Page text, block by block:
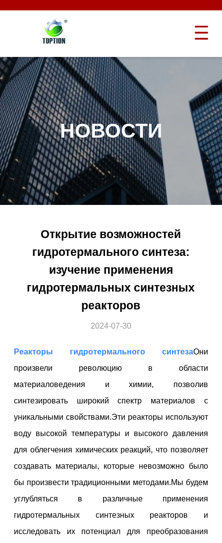
НОВОСТИ
Открытие возможностей
гидротермального синтеза:
изучение применения
гидротермальных синтезных
реакторов
2024-07-30
Реакторы гидротермального синтезаОни
произвели революцию в области
материаловедения и химии, позволив
синтезировать широкий спектр материалов с
уникальными свойствами.Эти реакторы используют
воду высокой температуры и высокого давления
для облегчения химических реакций, что позволяет
создавать материалы, которые невозможно было
бы произвести традиционными методами.Мы будем
углубляться в различные применения
гидротермальных синтезных реакторов и
исследовать их потенциал для преобразования